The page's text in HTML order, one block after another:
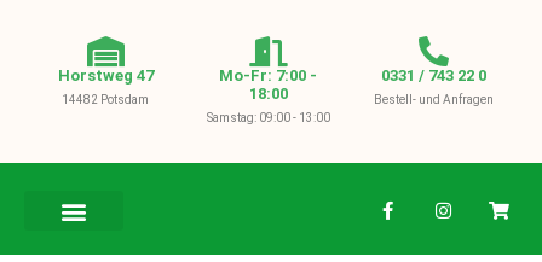
Horstweg 47
14482 Potsdam
Mo-Fr: 7:00 -
18:00
Samstag: 09:00 - 13:00
0331 / 743 22 0
Bestell- und Anfragen